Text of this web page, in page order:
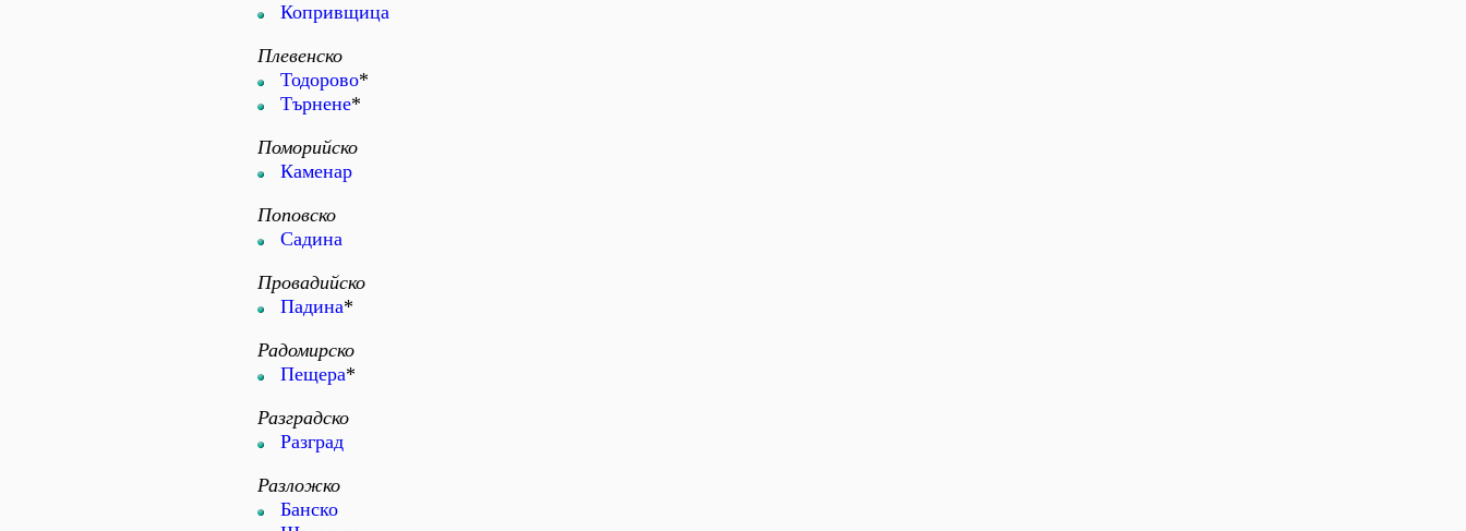
Копривщица
Плевенско
Тодорово*
Търнене*
Поморийско
Каменар
Поповско
Садина
Провадийско
Падина*
Радомирско
Пещера*
Разградско
Разград
Разложко
Банско